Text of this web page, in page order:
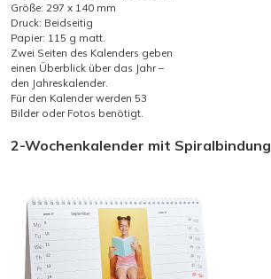
Größe: 297 x 140 mm
Druck: Beidseitig
Papier: 115 g matt.
Zwei Seiten des Kalenders geben
einen Überblick über das Jahr –
den Jahreskalender.
Für den Kalender werden 53
Bilder oder Fotos benötigt.
2-Wochenkalender mit Spiralbindung